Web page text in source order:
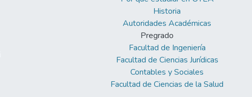
Historia
Autoridades Académicas
Pregrado
Facultad de Ingeniería
Facultad de Ciencias Jurídicas
Contables y Sociales
Facultad de Ciencias de la Salud